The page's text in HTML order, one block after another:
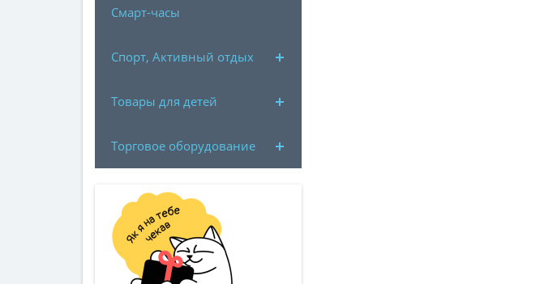
Смарт-часы
Спорт, Активный отдых
Товары для детей
Торговое оборудование